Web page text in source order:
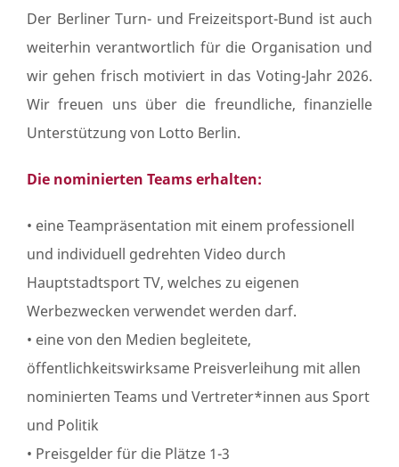
Der Berliner Turn- und Freizeitsport-Bund ist auch
weiterhin verantwortlich für die Organisation und
wir gehen frisch motiviert in das Voting-Jahr 2026.
Wir freuen uns über die freundliche, finanzielle
Unterstützung von Lotto Berlin.
Die nominierten Teams erhalten:
• eine Teampräsentation mit einem professionell
und individuell gedrehten Video durch
Hauptstadtsport TV, welches zu eigenen
Werbezwecken verwendet werden darf.
• eine von den Medien begleitete,
öffentlichkeitswirksame Preisverleihung mit allen
nominierten Teams und Vertreter*innen aus Sport
und Politik
• Preisgelder für die Plätze 1-3